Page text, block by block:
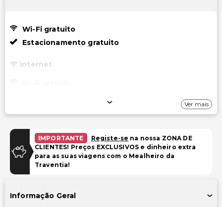
Wi-Fi gratuito
Estacionamento gratuito
Internet
Acessibilidade
Acessibilidade no quarto (em quartos selecionados)
Acessível para cadeira de rodas – não
Outros serviços
Ver mais
IMPORTANTE Registe-se na nossa ZONA DE
CLIENTES! Preços EXCLUSIVOS e dinheiro extra
para as suas viagens com o Mealheiro da
Traventia!
Informação Geral